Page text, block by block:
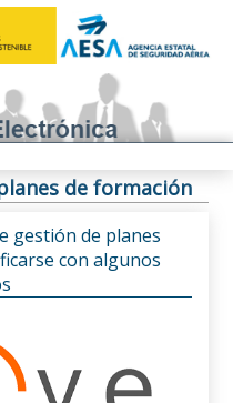
de formación
gestión de planes
con algunos